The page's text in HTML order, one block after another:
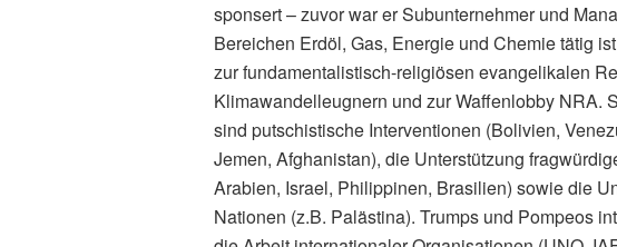
sponsert – zuvor war er Subunternehmer und
Bereichen Erdöl, Gas, Energie und Chemie tätig
zur fundamentalistisch-religiösen evangelikalen
Klimawandelleugnern und zur Waffenlobby NRA.
sind putschistische Interventionen (Bolivien,
Jemen, Afghanistan), die Unterstützung
Arabien, Israel, Philippinen, Brasilien) sowie die
Nationen (z.B. Palästina). Trumps und Pompeos